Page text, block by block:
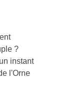
?
instant
l'Orne